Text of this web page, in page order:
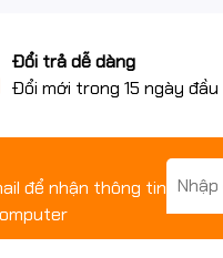
Đổi trả dễ dàng
Đổi mới trong 15 ngày đầu
để nhận thông tin